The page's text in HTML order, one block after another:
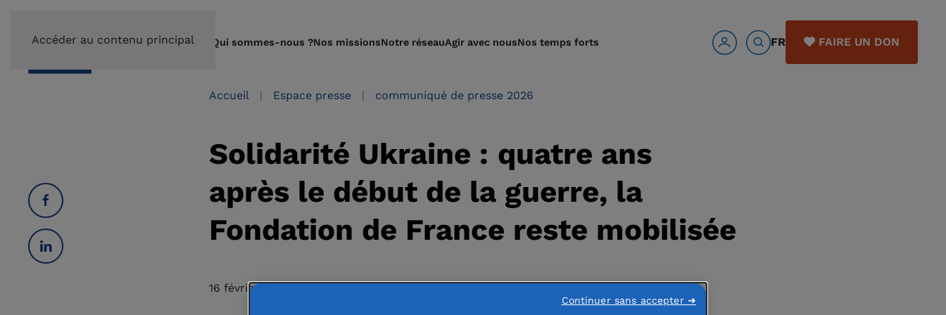
Accéder au contenu principal Qui sommes-nous ?Nos missionsNotre réseauAgir avec nousNos temps forts FR FAIRE UN DON
Accueil Espace presse communiqué de presse 2026
Solidarité Ukraine : quatre ans
après le début de la guerre, la
Fondation de France reste mobilisée
16 février 2026
Continuer sans accepter ➜